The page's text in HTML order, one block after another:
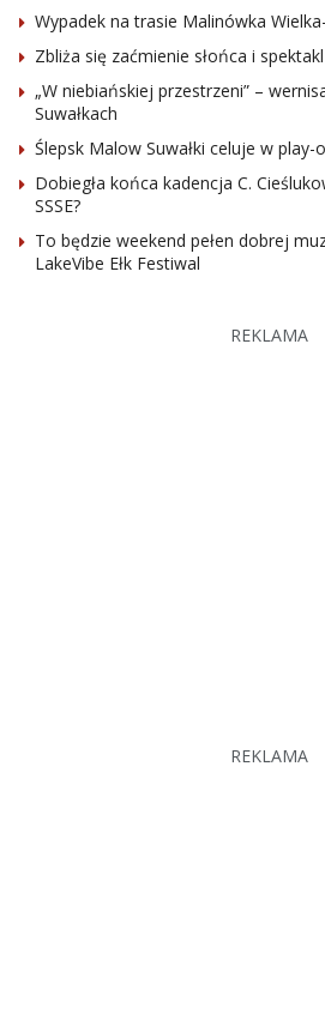
Wypadek na trasie Malinówka
Zbliża się zaćmienie słońca i
„W niebiańskiej przestrzeni” –
Suwałkach
Ślepsk Malow Suwałki celuje w play-
Dobiegła końca kadencja C.
SSSE?
To będzie weekend pełen dobrej
LakeVibe Ełk Festiwal
REKLAMA
REKLAMA